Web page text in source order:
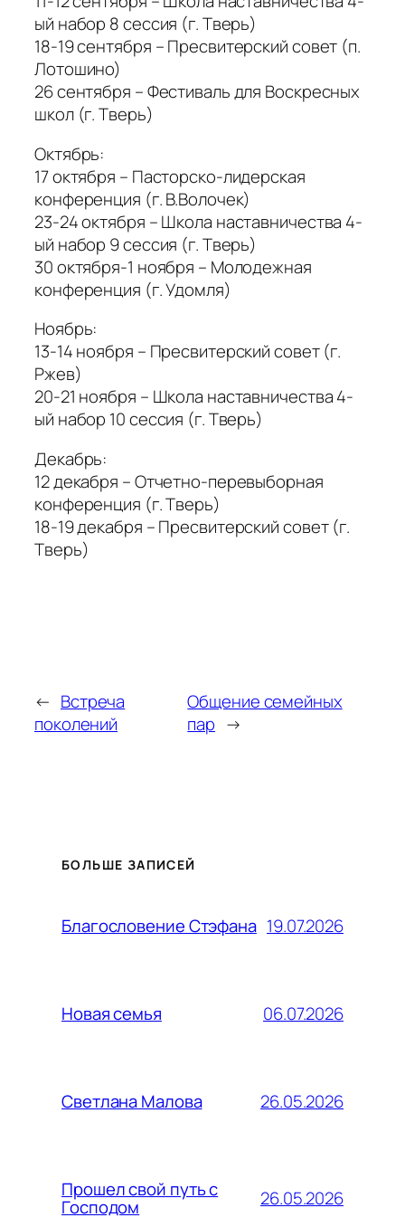
ый набор 8 сессия (г. Тверь)
18-19 сентября – Пресвитерский совет (п.
Лотошино)
26 сентября – Фестиваль для Воскресных
школ (г. Тверь)
Октябрь:
17 октября – Пасторско-лидерская
конференция (г. В.Волочек)
23-24 октября – Школа наставничества 4-
ый набор 9 сессия (г. Тверь)
30 октября-1 ноября – Молодежная
конференция (г. Удомля)
Ноябрь:
13-14 ноября – Пресвитерский совет (г.
Ржев)
20-21 ноября – Школа наставничества 4-
ый набор 10 сессия (г. Тверь)
Декабрь:
12 декабря – Отчетно-перевыборная
конференция (г. Тверь)
18-19 декабря – Пресвитерский совет (г.
Тверь)
← Встреча
поколений
Общение семейных
пар →
БОЛЬШЕ ЗАПИСЕЙ
Благословение Стэфана 19.07.2026
Новая семья 06.07.2026
Светлана Малова 26.05.2026
Прошел свой путь с
Господом 26.05.2026